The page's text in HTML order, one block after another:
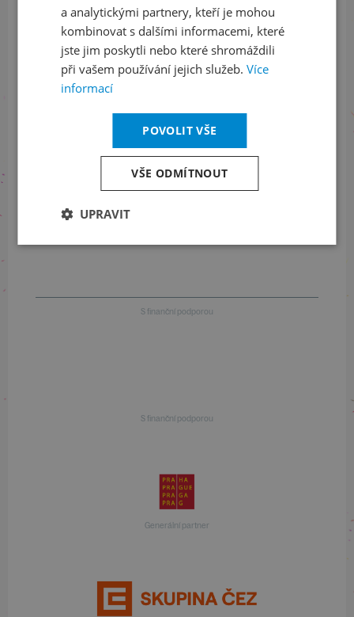
LinkedIn
flickr
Informace o stavu objednávek
+420 461 049 232
Informace o programu
S finanční podporou
S finanční podporou
Generální partner
a analytickými partnery, kteří je mohou
kombinovat s dalšími informacemi, které
jste jim poskytli nebo které shromáždili
při vašem používání jejich služeb. Více
informací
POVOLIT VŠE
VŠE ODMÍTNOUT
UPRAVIT